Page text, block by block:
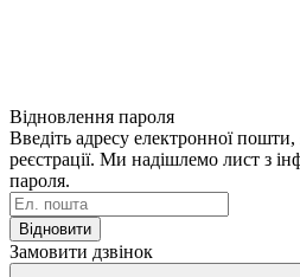
Відновлення пароля
Введіть адресу електронної
реєстрації. Ми надішлемо лист з
пароля.
Відновити
Замовити дзвінок